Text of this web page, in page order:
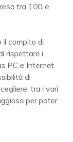
tra 100 e
il compito di
rispettare i
PC e Internet.
di
tra i vari
per poter